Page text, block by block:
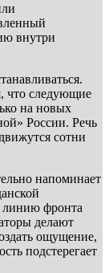
внутри
что следующие
на новых
России. Речь
сотни
напоминает
линию фронта
делают
ощущение,
подстерегает